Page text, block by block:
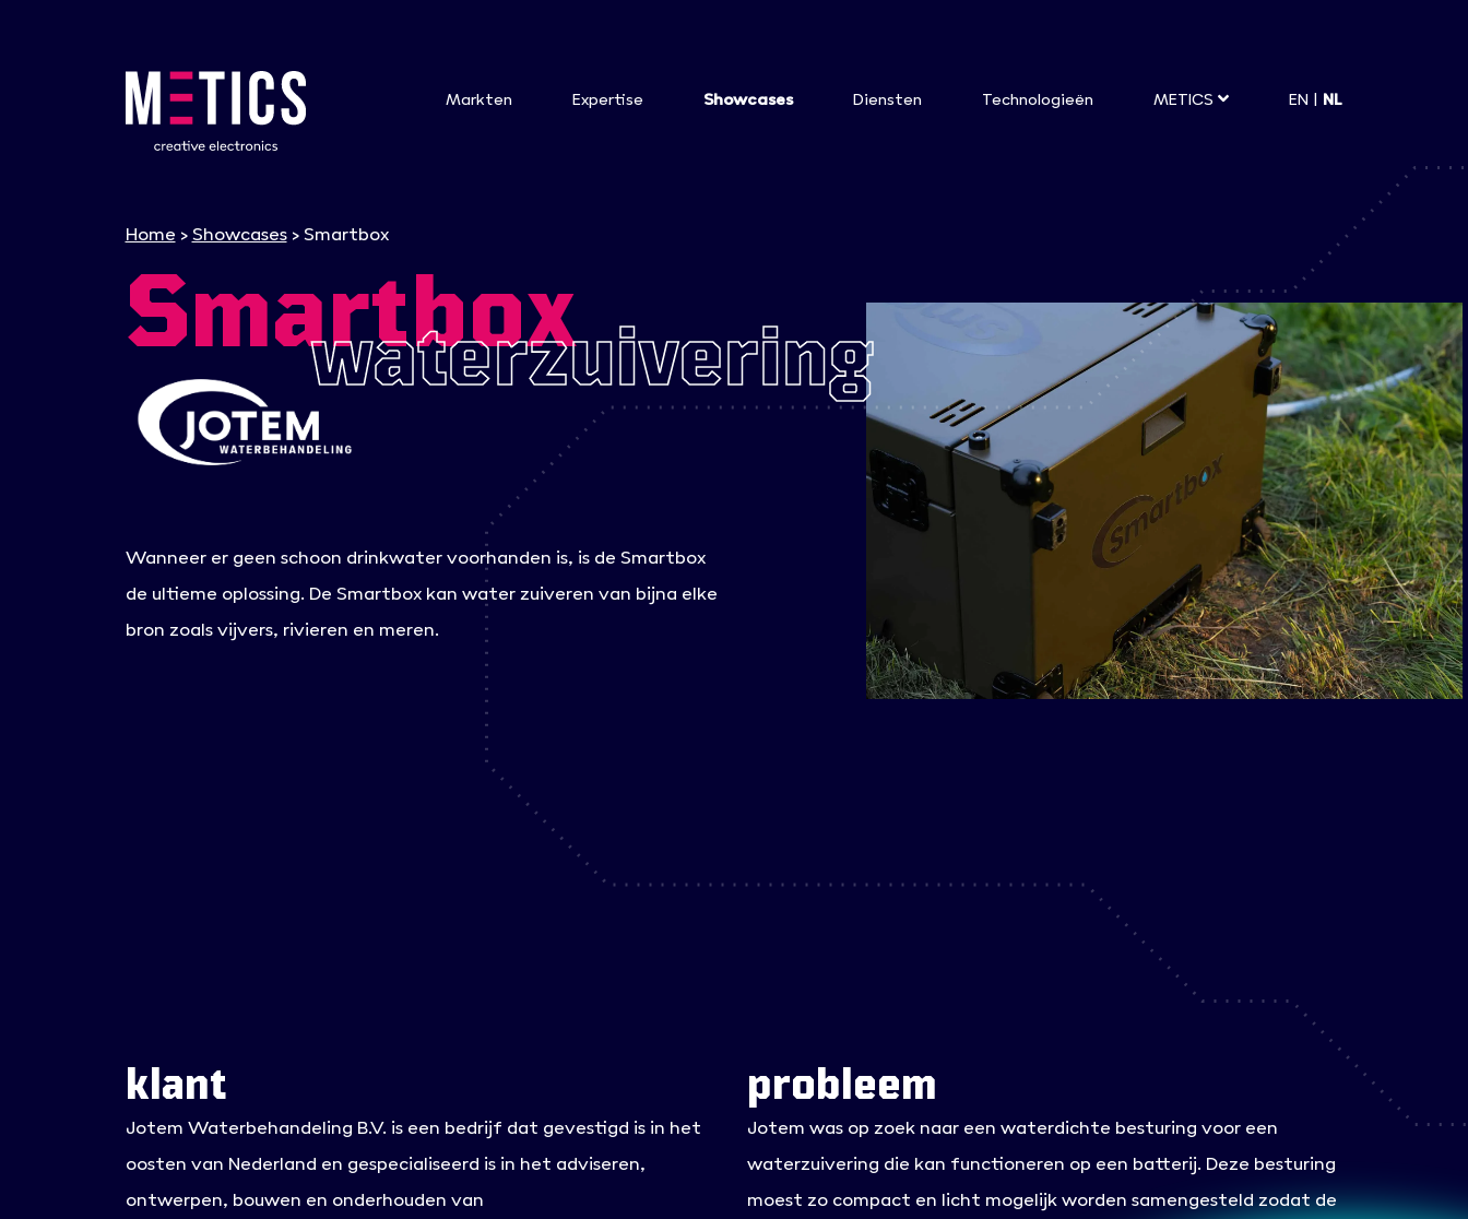
Markten Expertise Showcases Diensten Technologieën METICS EN | NL
Home > Showcases> Smartbox
Smartbox
waterzuivering
Wanneer er geen schoon drinkwater voorhanden is, is de Smartbox
de ultieme oplossing. De Smartbox kan water zuiveren van bijna elke
bron zoals vijvers, rivieren en meren.
klant
Jotem Waterbehandeling B.V. is een bedrijf dat gevestigd is in het
oosten van Nederland en gespecialiseerd is in het adviseren,
ontwerpen, bouwen en onderhouden van
probleem
Jotem was op zoek naar een waterdichte besturing voor een
waterzuivering die kan functioneren op een batterij. Deze besturing
moest zo compact en licht mogelijk worden samengesteld zodat de